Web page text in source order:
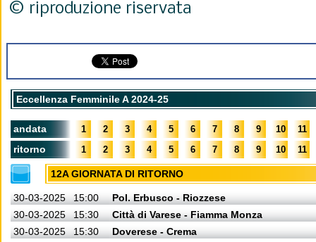
© riproduzione riservata
Eccellenza Femminile A 2024-25
andata 1 2 3 4 5 6 7 8 9 10 11
ritorno 1 2 3 4 5 6 7 8 9 10 11
12A GIORNATA DI RITORNO
30-03-2025 15:00
Pol. Erbusco - Riozzese
30-03-2025
15:30
Città di Varese - Fiamma Monza
30-03-2025
15:30
Doverese - Crema